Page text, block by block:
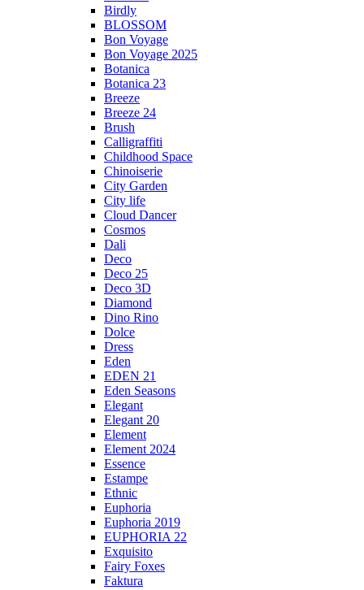
Birdly
BLOSSOM
Bon Voyage
Bon Voyage 2025
Botanica
Botanica 23
Breeze
Breeze 24
Brush
Calligraffiti
Childhood Space
Chinoiserie
City Garden
City life
Cloud Dancer
Cosmos
Dali
Deco
Deco 25
Deco 3D
Diamond
Dino Rino
Dolce
Dress
Eden
EDEN 21
Eden Seasons
Elegant
Elegant 20
Element
Element 2024
Essence
Estampe
Ethnic
Euphoria
Euphoria 2019
EUPHORIA 22
Exquisito
Fairy Foxes
Faktura